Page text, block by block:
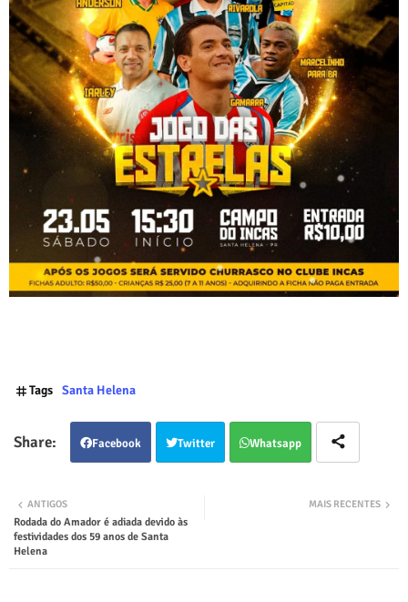
Tags Santa Helena
Facebook Twitter Whatsapp
MAIS RECENTES
ANTIGOS
Rodada do Amador é adiada devido às
festividades dos 59 anos de Santa
Helena